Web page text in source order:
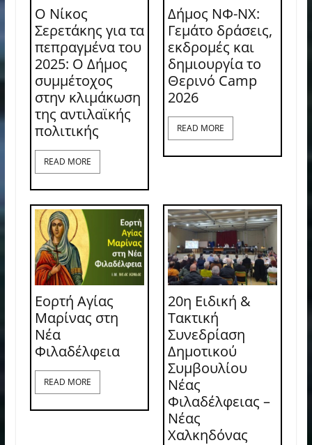
Ο Νίκος
Σερετάκης για τα
πεπραγμένα του
2025: Ο Δήμος
συμμέτοχος
στην κλιμάκωση
της αντιλαϊκής
πολιτικής
READ MORE
Δήμος ΝΦ-ΝΧ:
Γεμάτο δράσεις,
εκδρομές και
δημιουργία το
Θερινό Camp
2026
READ MORE
Εορτή Αγίας
Μαρίνας στη
Νέα
Φιλαδέλφεια
READ MORE
20η Ειδική &
Τακτική
Συνεδρίαση
Δημοτικού
Συμβουλίου
Νέας
Φιλαδέλφειας –
Νέας
Χαλκηδόνας